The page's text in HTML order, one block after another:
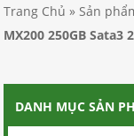
TỨC
SÁCH
Trang Chủ »Sản
MX200 250GB Sata3
DANH MỤC SẢN